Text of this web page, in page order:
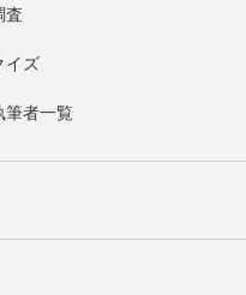
査
イズ
筆者一覧